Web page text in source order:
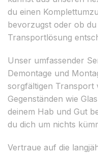
du einen
bevorzugst oder ob
Transportlösung
Unser umfassender
Demontage und
sorgfältigen Transport
Gegenständen wie
deinem Hab und Gut
du dich um nichts
Vertraue auf die